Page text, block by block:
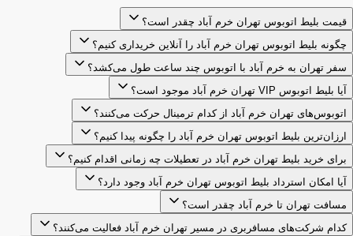
قیمت بلیط اتوبوس تهران خرم آباد چقدر است؟
چگونه بلیط اتوبوس تهران خرم آباد را آنلاین خریداری کنیم؟
سفر تهران به خرم آباد با اتوبوس چند ساعت طول می‌کشد؟
آیا بلیط اتوبوس VIP تهران خرم آباد موجود است؟
اتوبوس‌های تهران خرم آباد از کدام ترمینال حرکت می‌کنند؟
ارزان‌ترین بلیط اتوبوس تهران خرم آباد را چگونه پیدا کنیم؟
برای خرید بلیط تهران خرم آباد در تعطیلات چه زمانی اقدام کنیم؟
آیا امکان استرداد بلیط اتوبوس تهران خرم آباد وجود دارد؟
مسافت تهران تا خرم آباد چقدر است؟
کدام شرکت‌های مسافربری در مسیر تهران خرم آباد فعالیت می‌کنند؟